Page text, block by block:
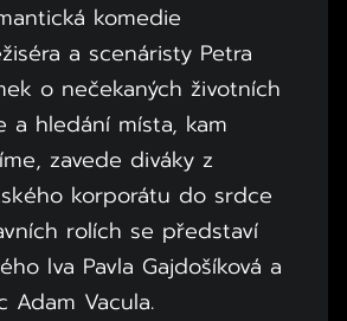
komedie
a scenáristy Petra
o nečekaných životních
a hledání místa, kam
zavede diváky z
korporátu do srdce
rolích se představí
lva Pavla Gajdošíková a
Adam Vacula.